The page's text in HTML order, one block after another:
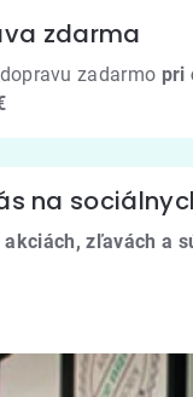
zdarma
zadarmo pri
na
akciách, zľavách a